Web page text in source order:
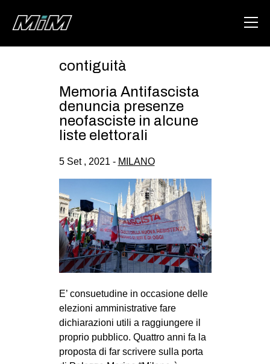
ABOUT
AREA
CSOA LAMBRETTA
MSM
STUDENTI TSUNAMI
ZAM
MOBILITAZIONI
SPAZI
SPORT POPOLARE
contiguità
Memoria Antifascista
denuncia presenze
neofasciste in alcune
liste elettorali
5 Set , 2021 - MILANO
E’ consuetudine in occasione delle
elezioni amministrative fare
dichiarazioni utili a raggiungere il
proprio pubblico. Quattro anni fa la
proposta di far scrivere sulla porta